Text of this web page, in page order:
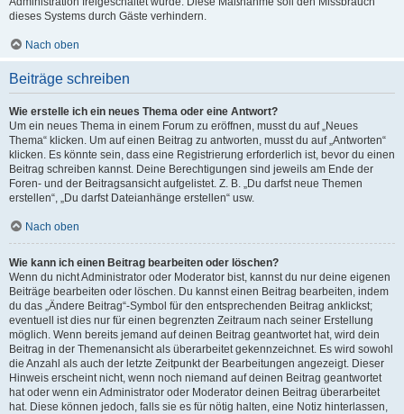
dieses Systems durch Gäste verhindern.
Nach oben
Beiträge schreiben
Wie erstelle ich ein neues Thema oder eine Antwort?
Um ein neues Thema in einem Forum zu eröffnen, musst du auf „Neues
Thema“ klicken. Um auf einen Beitrag zu antworten, musst du auf „Antworten“
klicken. Es könnte sein, dass eine Registrierung erforderlich ist, bevor du einen
Beitrag schreiben kannst. Deine Berechtigungen sind jeweils am Ende der
Foren- und der Beitragsansicht aufgelistet. Z. B. „Du darfst neue Themen
erstellen“, „Du darfst Dateianhänge erstellen“ usw.
Nach oben
Wie kann ich einen Beitrag bearbeiten oder löschen?
Wenn du nicht Administrator oder Moderator bist, kannst du nur deine eigenen
Beiträge bearbeiten oder löschen. Du kannst einen Beitrag bearbeiten, indem
du das „Ändere Beitrag“-Symbol für den entsprechenden Beitrag anklickst;
eventuell ist dies nur für einen begrenzten Zeitraum nach seiner Erstellung
möglich. Wenn bereits jemand auf deinen Beitrag geantwortet hat, wird dein
Beitrag in der Themenansicht als überarbeitet gekennzeichnet. Es wird sowohl
die Anzahl als auch der letzte Zeitpunkt der Bearbeitungen angezeigt. Dieser
Hinweis erscheint nicht, wenn noch niemand auf deinen Beitrag geantwortet
hat oder wenn ein Administrator oder Moderator deinen Beitrag überarbeitet
hat. Diese können jedoch, falls sie es für nötig halten, eine Notiz hinterlassen,